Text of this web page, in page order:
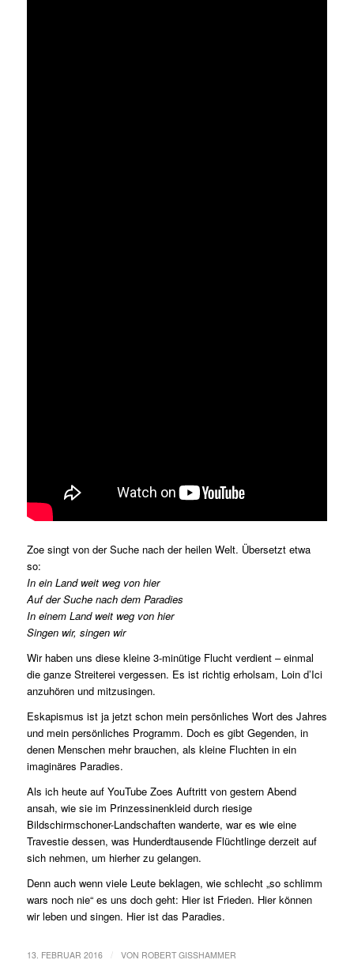
Zoe singt von der Suche nach der heilen Welt. Übersetzt etwa
so:
In ein Land weit weg von hier
Auf der Suche nach dem Paradies
In einem Land weit weg von hier
Singen wir, singen wir
Wir haben uns diese kleine 3-minütige Flucht verdient – einmal
die ganze Streiterei vergessen. Es ist richtig erholsam, Loin d’Ici
anzuhören und mitzusingen.
Eskapismus ist ja jetzt schon mein persönliches Wort des Jahres
und mein persönliches Programm. Doch es gibt Gegenden, in
denen Menschen mehr brauchen, als kleine Fluchten in ein
imaginäres Paradies.
Als ich heute auf YouTube Zoes Auftritt von gestern Abend
ansah, wie sie im Prinzessinenkleid durch riesige
Bildschirmschoner-Landschaften wanderte, war es wie eine
Travestie dessen, was Hunderdtausende Flüchtlinge derzeit auf
sich nehmen, um hierher zu gelangen.
Denn auch wenn viele Leute beklagen, wie schlecht „so schlimm
wars noch nie“ es uns doch geht: Hier ist Frieden. Hier können
wir leben und singen. Hier ist das Paradies.
13. FEBRUAR 2016 VON ROBERT GISSHAMMER